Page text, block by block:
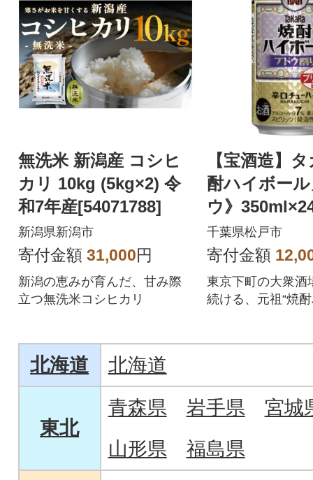
無洗米 新潟産 コシヒ
カリ 10kg (5kg×2) 令
和7年産[54071788]
新潟県新潟市
寄付金額 31,000円
新潟の恵みが育んだ、甘み際
立つ無洗米コシヒカリ
【宝酒造】
酎ハイボー
ウ》
千葉県松戸市
寄付金額
東京下町の大衆酒
続ける、元祖“焼
北海道 北海道
東北
青森県 岩手県
宮城
山形県
福島県